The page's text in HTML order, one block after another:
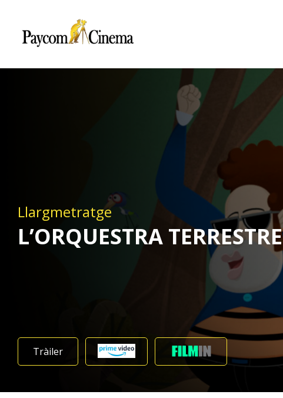
Llargmetratge
L’ORQUESTRA TERRESTRE
Tràiler